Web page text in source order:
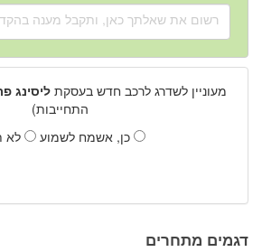
מעוניין לשדרג לרכב חדש בעסקת ליסינג
התחייבות)
כן, אשמח לשמוע
לא
דגמים מתחרים